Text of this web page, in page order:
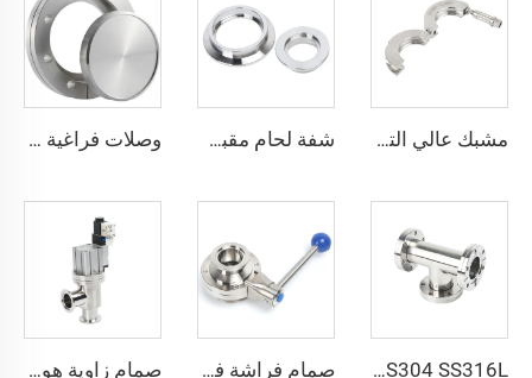
مشبك عالي التوتر من الفولاذ المقاوم للصدأ SS304، من NW16-NW50، مشبك قابل للقفل من الفولاذ المقاوم للصدأ عالي الجودة KF/NW، من KF16/KF50، وصلة أنابيب فراغية شفة لحام مقبس SS304 /316L، شفة سريعة NW/KF، من الفولاذ المقاوم للصدأ KF10-KF63، تركيبات فراغية عالية الجودة NW10-NW63 وصلات فراغية دوارة من الفولاذ المقاوم للصدأ عالية الجودة CF16-CF350 SS304 SS316L، وصلات دوارة ذات ثقوب عابرة/خيوط مترية/خيوط UNC
SS304 SS316L فولاذ مقاوم للصدأ ثلاثي الاتجاه متساوي الشُعب من نوع CF قابل للدوران CF16-CF100 فراغ عالي بثقوب عابرة 3/4"-4" تركيبة شفة عالية الجودة قابلة للدوران/ثابتة محول على شكل حرف T ثلاثي الاتجاه صمام فراشة فراغي من الفولاذ المقاوم للصدأ SS304 وSS316L مع ختم FKM، نوع KF25/KF40/KF50 مع شفة، مشغل يدوي أو كهربائي، مقاس NW25/40 صمام زاوية هوائي كهربائي بنوع L للفراغ KF مع وصلة لحام/مطوية ختم محكم NC بمقاسات NW16-NW50، صفيحة إغلاق من الفولاذ المقاوم للصدأ SS304 SS316L، KF16-KF50